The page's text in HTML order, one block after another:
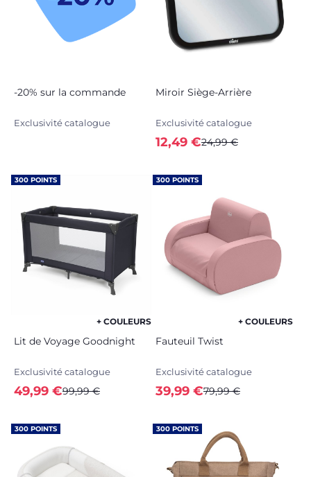
-20% sur la commande
Exclusivité catalogue
Miroir Siège-Arrière
12,49 €24,99 €
Exclusivité catalogue
300 POINTS
+ COULEURS
Lit de Voyage Goodnight
49,99 €99,99 €
Exclusivité catalogue
300 POINTS
+ COULEURS
Fauteuil Twist
39,99 €79,99 €
Exclusivité catalogue
300 POINTS 300 POINTS